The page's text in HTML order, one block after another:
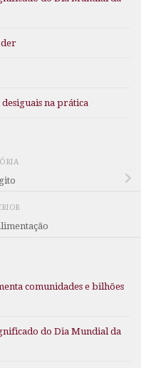
na prática
comunidades e bilhões
do Dia Mundial da